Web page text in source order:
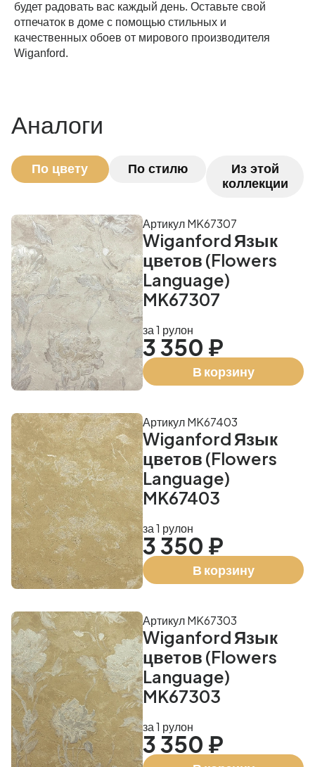
будет радовать вас каждый день. Оставьте свой
отпечаток в доме с помощью стильных и
качественных обоев от мирового производителя
Wiganford.
Аналоги
По цвету По стилю
Из этой
коллекции
Wiganford Язык
цветов (Flowers
Language)
MK67307
Артикул MK67307
за 1 рулон
3 350 ₽
В корзину
Wiganford Язык
цветов (Flowers
Language)
MK67403
Артикул MK67403
за 1 рулон
3 350 ₽
В корзину
Wiganford Язык
цветов (Flowers
Language)
MK67303
Артикул MK67303
за 1 рулон
3 350 ₽